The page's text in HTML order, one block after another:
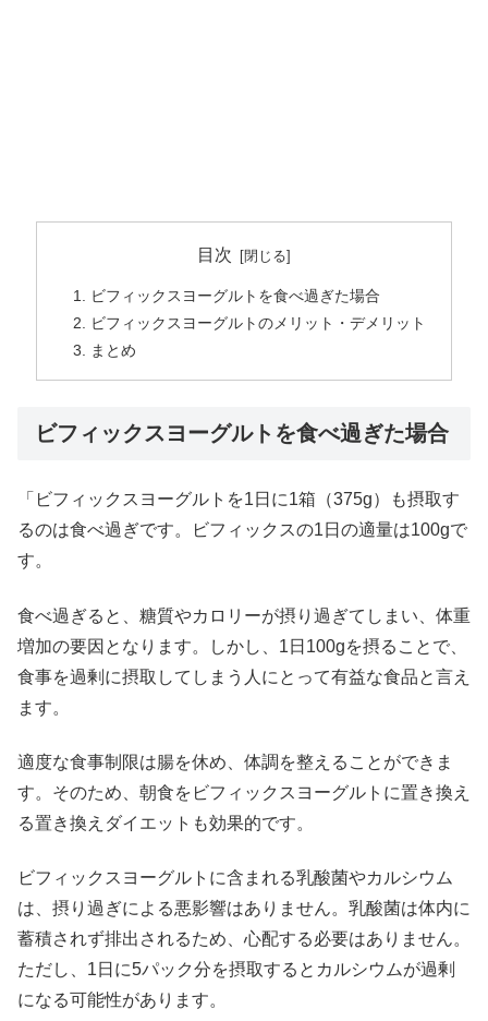
目次
ビフィックスヨーグルトを食べ過ぎた場合
ビフィックスヨーグルトのメリット・デメリット
まとめ
ビフィックスヨーグルトを食べ過ぎた場合
「ビフィックスヨーグルトを1日に1箱（375g）も摂取す
るのは食べ過ぎです。ビフィックスの1日の適量は100gで
す。
食べ過ぎると、糖質やカロリーが摂り過ぎてしまい、体重
増加の要因となります。しかし、1日100gを摂ることで、
食事を過剰に摂取してしまう人にとって有益な食品と言え
ます。
適度な食事制限は腸を休め、体調を整えることができま
す。そのため、朝食をビフィックスヨーグルトに置き換え
る置き換えダイエットも効果的です。
ビフィックスヨーグルトに含まれる乳酸菌やカルシウム
は、摂り過ぎによる悪影響はありません。乳酸菌は体内に
蓄積されず排出されるため、心配する必要はありません。
ただし、1日に5パック分を摂取するとカルシウムが過剰
になる可能性があります。